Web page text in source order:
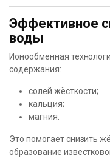
Эффективное
воды
Ионообменная
содержания:
солей жёсткости;
кальция;
магния.
Это помогает снизить
образование